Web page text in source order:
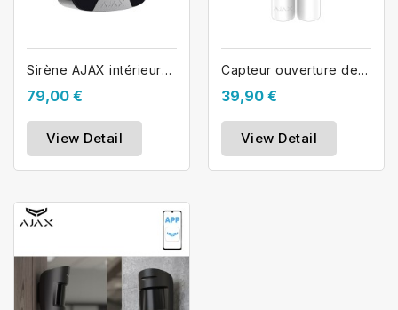
Sirène AJAX intérieure sans fil...
79,00 €
View Detail
Capteur ouverture de porte AJAX...
39,90 €
View Detail